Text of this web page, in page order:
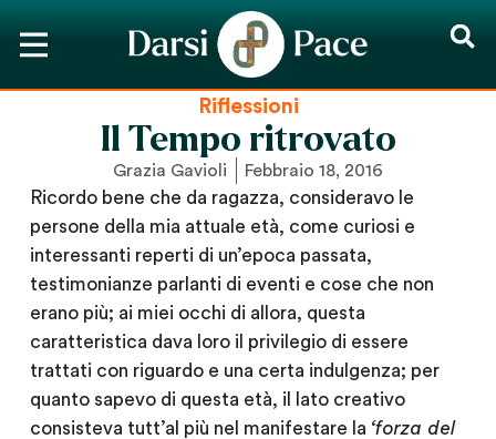
Riflessioni
Il Tempo ritrovato
Grazia Gavioli Febbraio 18, 2016
Ricordo bene che da ragazza, consideravo le
persone della mia attuale età, come curiosi e
interessanti reperti di un’epoca passata,
testimonianze parlanti di eventi e cose che non
erano più; ai miei occhi di allora, questa
caratteristica dava loro il privilegio di essere
trattati con riguardo e una certa indulgenza; per
quanto sapevo di questa età, il lato creativo
consisteva tutt’al più nel manifestare la ‘forza del